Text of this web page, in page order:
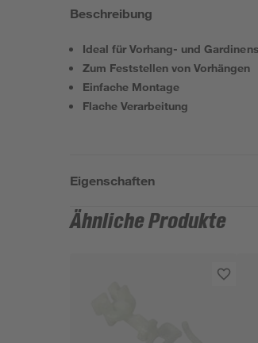
Beschreibung
Ideal für Vorhang- und
Zum Feststellen von Vorhängen
Einfache Montage
Flache Verarbeitung
Eigenschaften
Ähnliche Produkte